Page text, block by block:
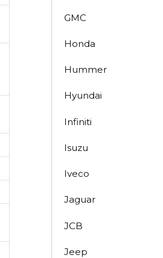
GMC
Honda
Hummer
Hyundai
Infiniti
Isuzu
Iveco
Jaguar
JCB
Jeep